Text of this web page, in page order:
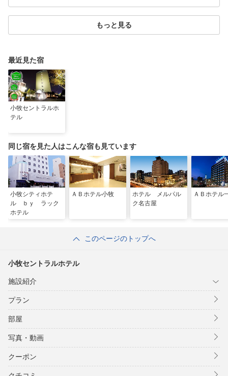
もっと見る
最近見た宿
小牧セントラルホ
テル
同じ宿を見た人はこんな宿も見ています
小牧シティホテ
ル ｂｙ ラック
ホテル
ＡＢホテル小牧
ホテル メルパル
ク名古屋
ＡＢホテル
このページのトップへ
小牧セントラルホテル
施設紹介
プラン
部屋
写真・動画
クーポン